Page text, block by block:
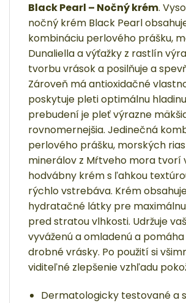
Black Pearl – Nočný krém.
nočný krém Black Pearl
kombináciu perlového prášku,
Dunaliella a výťažky z rastlín
tvorbu vrások a posilňuje a
Zároveň má antioxidačné
poskytuje pleti optimálnu
prebudení je pleť výrazne
rovnomernejšia. Jedinečná
perlového prášku, morských
minerálov z Mŕtveho mora tvorí
hodvábny krém s ľahkou
rýchlo vstrebáva. Krém
hydratačné látky pre
pred stratou vlhkosti. Udržuje
vyváženú a omladenú a
drobné vrásky. Po použití si
viditeľné zlepšenie vzhľadu
Dermatologicky testované a